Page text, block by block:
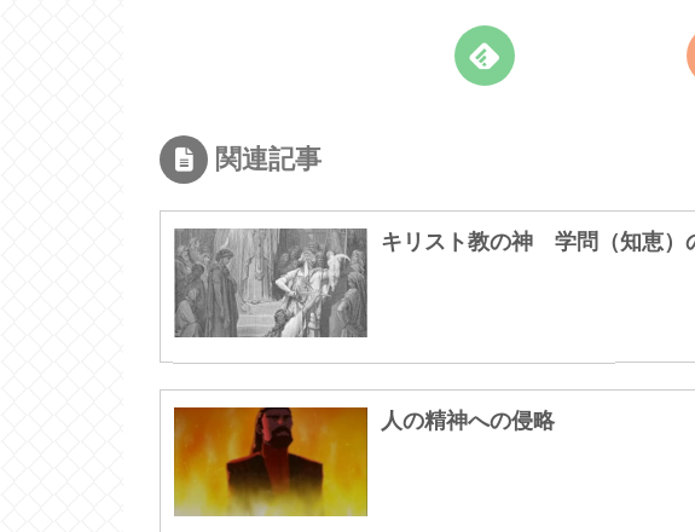
関連記事
キリスト教の神 学問（知恵）
人の精神への侵略